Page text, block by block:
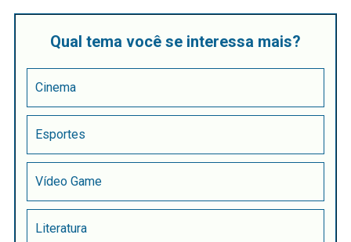
Qual tema você se interessa mais?
Cinema
Esportes
Vídeo Game
Literatura